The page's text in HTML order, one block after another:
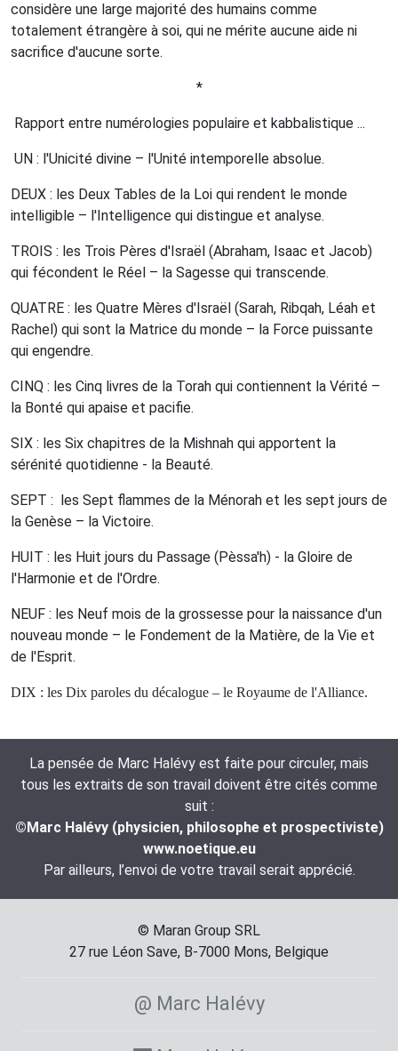
considère une large majorité des humains comme
totalement étrangère à soi, qui ne mérite aucune aide ni
sacrifice d'aucune sorte.
*
Rapport entre numérologies populaire et kabbalistique ...
UN : l'Unicité divine – l'Unité intemporelle absolue.
DEUX : les Deux Tables de la Loi qui rendent le monde
intelligible – l'Intelligence qui distingue et analyse.
TROIS : les Trois Pères d'Israël (Abraham, Isaac et Jacob)
qui fécondent le Réel – la Sagesse qui transcende.
QUATRE : les Quatre Mères d'Israël (Sarah, Ribqah, Léah et
Rachel) qui sont la Matrice du monde – la Force puissante
qui engendre.
CINQ : les Cinq livres de la Torah qui contiennent la Vérité –
la Bonté qui apaise et pacifie.
SIX : les Six chapitres de la Mishnah qui apportent la
sérénité quotidienne - la Beauté.
SEPT : les Sept flammes de la Ménorah et les sept jours de
la Genèse – la Victoire.
HUIT : les Huit jours du Passage (Pèssa'h) - la Gloire de
l'Harmonie et de l'Ordre.
NEUF : les Neuf mois de la grossesse pour la naissance d'un
nouveau monde – le Fondement de la Matière, de la Vie et
de l'Esprit.
DIX : les Dix paroles du décalogue – le Royaume de l'Alliance.
La pensée de Marc Halévy est faite pour circuler, mais
tous les extraits de son travail doivent être cités comme
suit :
©Marc Halévy (physicien, philosophe et prospectiviste)
www.noetique.eu
Par ailleurs, l’envoi de votre travail serait apprécié.
© Maran Group SRL
27 rue Léon Save, B-7000 Mons, Belgique
@ Marc Halévy